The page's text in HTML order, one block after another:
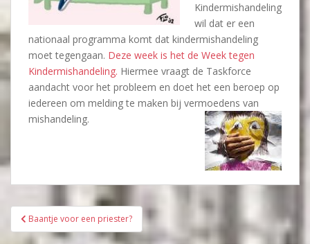
Kindermishandeling
wil dat er een
nationaal programma komt dat kindermishandeling
moet tegengaan. Deze week is het de Week tegen
Kindermishandeling. Hiermee vraagt de Taskforce
aandacht voor het probleem en doet het een beroep op
iedereen om melding te maken bij vermoedens van
mishandeling.
Bericht
navigatie
Baantje voor een priester?